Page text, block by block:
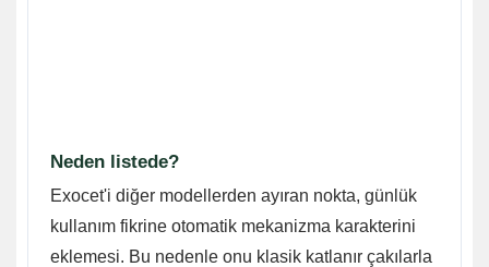
Neden listede?
Exocet'i diğer modellerden ayıran nokta, günlük
kullanım fikrine otomatik mekanizma karakterini
eklemesi. Bu nedenle onu klasik katlanır çakılarla